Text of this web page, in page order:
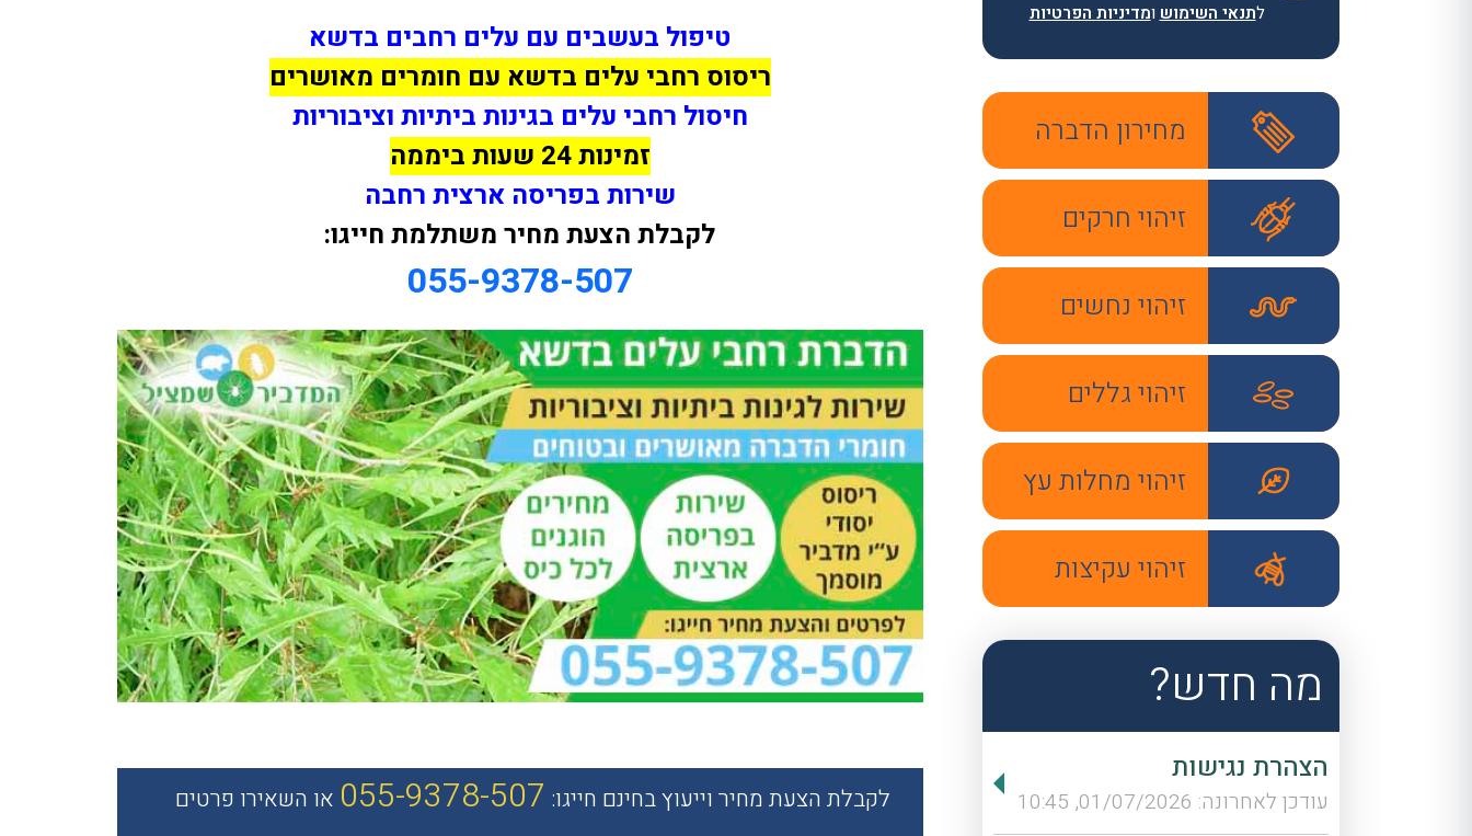
לתנאי השימוש ומדיניות הפרטיות
מחירון הדברה
זיהוי חרקים
זיהוי נחשים
זיהוי גללים
זיהוי מחלות עץ
זיהוי עקיצות
מה חדש?
הצהרת נגישות
עודכן לאחרונה: 01/07/2026, 10:45
טיפול בעשבים עם עלים רחבים בדשא
ריסוס רחבי עלים בדשא עם חומרים מאושרים
חיסול רחבי עלים בגינות ביתיות וציבוריות
זמינות 24 שעות ביממה
שירות בפריסה ארצית רחבה
לקבלת הצעת מחיר משתלמת חייגו:
055-9378-507
לקבלת הצעת מחיר וייעוץ בחינם חייגו: 055-9378-507 או השאירו פרטים